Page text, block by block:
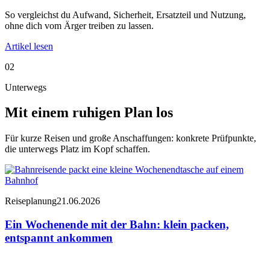
So vergleichst du Aufwand, Sicherheit, Ersatzteil und Nutzung,
ohne dich vom Ärger treiben zu lassen.
Artikel lesen
02
Unterwegs
Mit einem ruhigen Plan los
Für kurze Reisen und große Anschaffungen: konkrete Prüfpunkte,
die unterwegs Platz im Kopf schaffen.
Reiseplanung21.06.2026
Ein Wochenende mit der Bahn: klein packen,
entspannt ankommen